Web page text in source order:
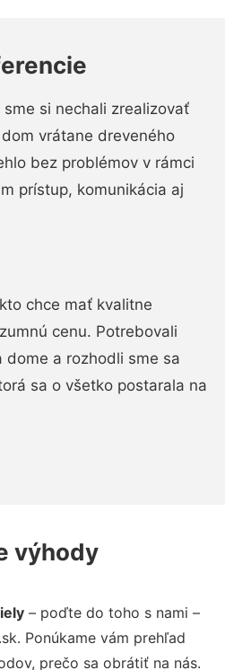
si nechali zrealizovať
vrátane dreveného
bez problémov v rámci
prístup, komunikácia aj
chce mať kvalitne
cenu. Potrebovali
a rozhodli sme sa
sa o všetko postarala na
výhody
– poďte do toho s nami –
Ponúkame vám prehľad
prečo sa obrátiť na nás.